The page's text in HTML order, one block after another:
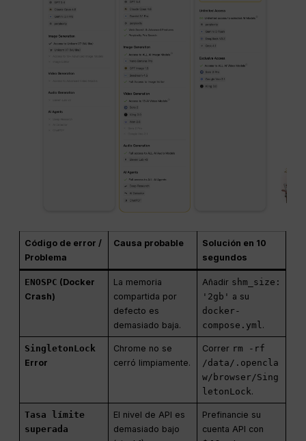
Código de error /
Problema
Causa probable
Solución en 10
segundos
ENOSPC (Docker
Crash)
La memoria
compartida por
defecto es
demasiado baja.
Añadir shm_size:
'2gb' a su
docker-
compose.yml.
SingletonLock
Error
Chrome no se
cerró limpiamente.
Correr rm -rf
/data/.opencla
w/browser/Sing
letonLock.
Tasa límite
superada
El nivel de API es
demasiado bajo
Prefinancie su
cuenta API con